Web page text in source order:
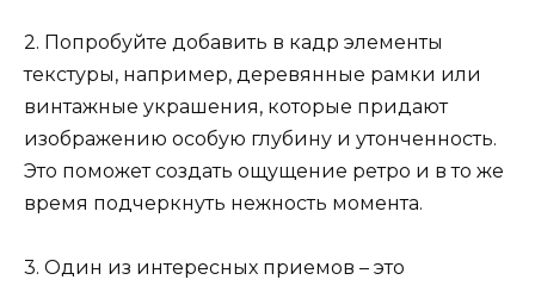
2. Попробуйте добавить в кадр элементы
текстуры, например, деревянные рамки или
винтажные украшения, которые придают
изображению особую глубину и утонченность.
Это поможет создать ощущение ретро и в то же
время подчеркнуть нежность момента.
3. Один из интересных приемов – это